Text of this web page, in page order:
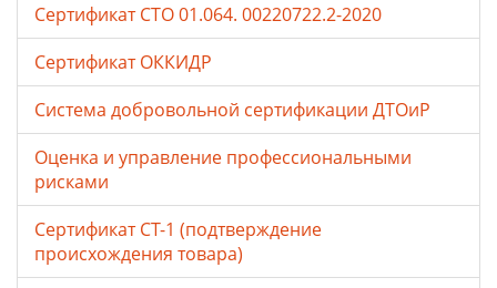
Сертификат СТО 01.064. 00220722.2-2020
Сертификат ОККИДР
Система добровольной сертификации ДТОиР
Оценка и управление профессиональными
рисками
Сертификат СТ-1 (подтверждение
происхождения товара)